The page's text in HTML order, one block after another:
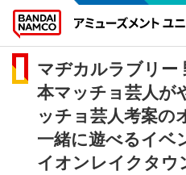
マヂカルラブリー
本マッチョ芸人が
ッチョ芸人考案の
一緒に遊べるイベ
イオンレイクタウ